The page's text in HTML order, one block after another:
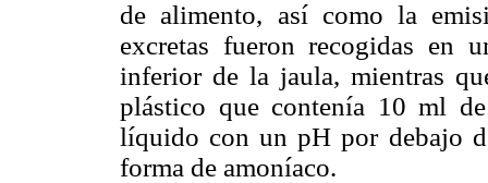
de alimento, así como la
excretas fueron recogidas en
inferior de la jaula, mientras
plástico que contenía 10 ml
líquido con un pH por debajo
forma de amoníaco.